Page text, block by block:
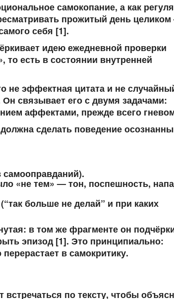
самокопание, а как
прожитый день
себя [1].
идею ежедневной проверки
то есть в состоянии внутренней
не эффектная цитата и не
связывает его с двумя задачами:
аффектами, прежде всего
сделать поведение
самооправданий).
«не тем» — тон, поспешность,
больше не делай” и при каких
в том же фрагменте он
эпизод [1]. Это принципиально:
в самокритику.
по тексту, чтобы